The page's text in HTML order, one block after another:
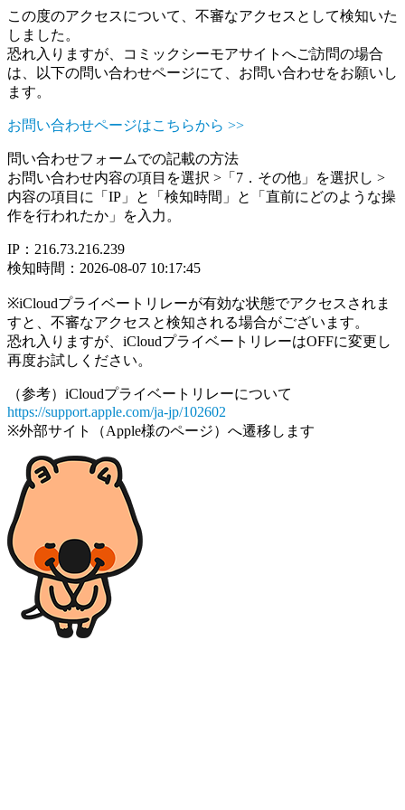
この度のアクセスについて、不審なアクセスとして検知いた
しました。
恐れ入りますが、コミックシーモアサイトへご訪問の場合
は、以下の問い合わせページにて、お問い合わせをお願いし
ます。
お問い合わせページはこちらから >>
問い合わせフォームでの記載の方法
お問い合わせ内容の項目を選択 >「7．その他」を選択し >
内容の項目に「IP」と「検知時間」と「直前にどのような操
作を行われたか」を入力。
IP：216.73.216.239
検知時間：2026-08-07 10:17:45
※iCloudプライベートリレーが有効な状態でアクセスされま
すと、不審なアクセスと検知される場合がございます。
恐れ入りますが、iCloudプライベートリレーはOFFに変更し
再度お試しください。
（参考）iCloudプライベートリレーについて
https://support.apple.com/ja-jp/102602
※外部サイト（Apple様のページ）へ遷移します